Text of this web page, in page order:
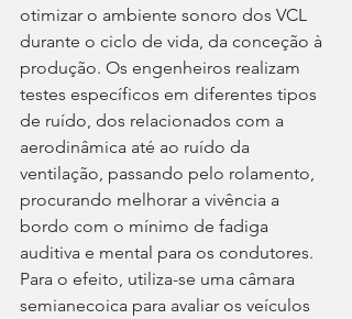
otimizar o ambiente sonoro dos VCL
durante o ciclo de vida, da conceção à
produção. Os engenheiros realizam
testes específicos em diferentes tipos
de ruído, dos relacionados com a
aerodinâmica até ao ruído da
ventilação, passando pelo rolamento,
procurando melhorar a vivência a
bordo com o mínimo de fadiga
auditiva e mental para os condutores.
Para o efeito, utiliza-se uma câmara
semianecoica para avaliar os veículos